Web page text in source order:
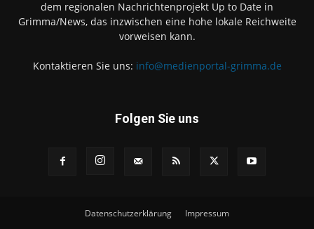
dem regionalen Nachrichtenprojekt Up to Date in
Grimma/News, das inzwischen eine hohe lokale Reichweite
vorweisen kann.
Kontaktieren Sie uns: info@medienportal-grimma.de
Folgen Sie uns
Datenschutzerklärung Impressum